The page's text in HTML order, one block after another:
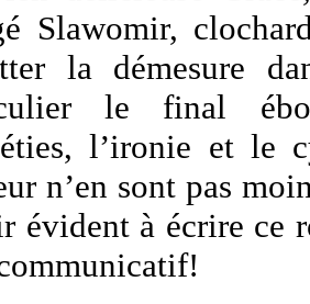
Slawomir,
la démesure
le final
l’ironie et le
n’en sont pas
évident à écrire ce